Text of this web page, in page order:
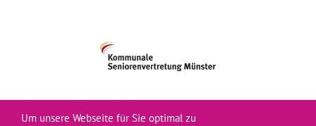
Um unsere Webseite für Sie optimal zu